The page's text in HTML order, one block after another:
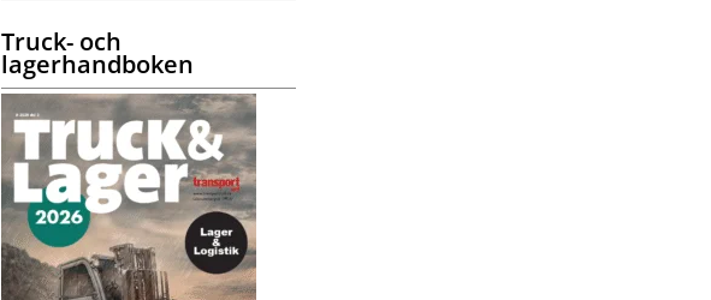
Truck- och
lagerhandboken